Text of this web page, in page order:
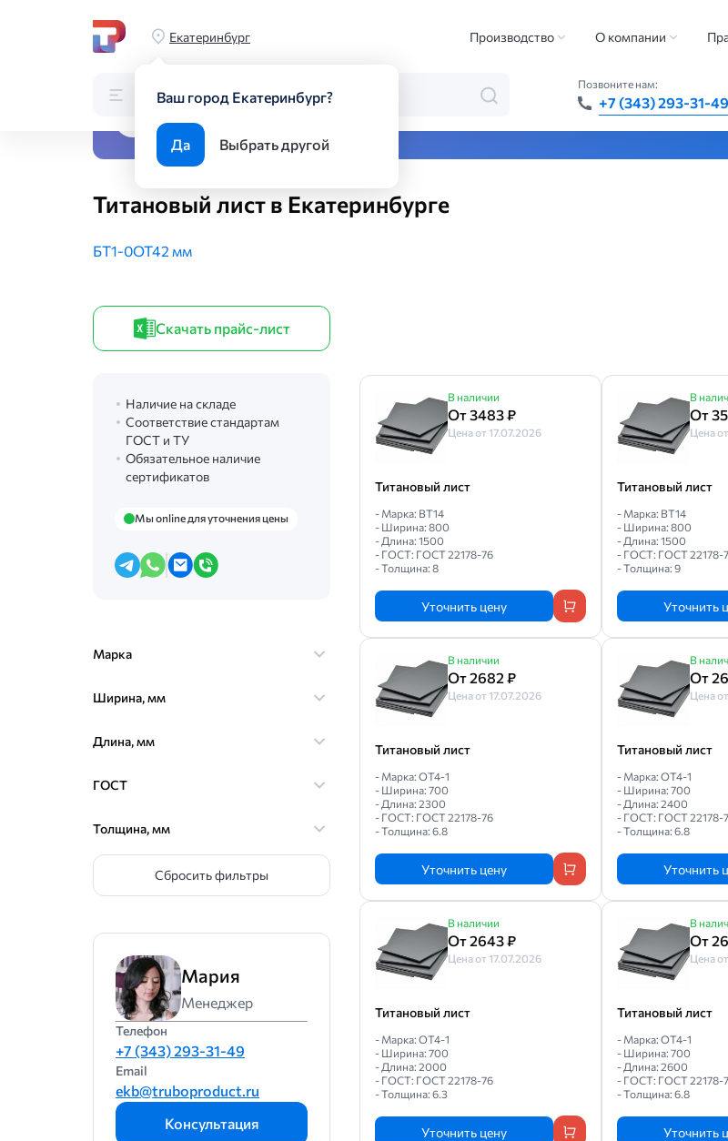
Екатеринбург
Ваш город Екатеринбург?
Да Выбрать другой
Производство О компании
Каталог Поиск по каталогу
Позвоните нам:
+7 (343) 293-31-49
Главная Каталог Листовой прокат
Все виды металлопроката — быстро, точно, везде
Титановый лист в Екатеринбурге
БТ1-0ОТ42 мм
Скачать прайс-лист
Наличие на складе
Соответствие стандартам
ГОСТ и ТУ
Обязательное наличие
сертификатов
Мы online для уточнения цены
Марка
Ширина, мм
Длина, мм
ГОСТ
Толщина, мм
Сбросить фильтры
Мария
Менеджер
Телефон
+7 (343) 293-31-49
Email
ekb@truboproduct.ru
Консультация
В наличии
От 3483 ₽
Цена от 17.07.2026
Титановый лист
- Марка: ВТ14
- Ширина: 800
- Длина: 1500
- ГОСТ: ГОСТ 22178-76
- Толщина: 8
Уточнить цену
В
От
Цена
Титановый лист
- Марка: ВТ14
- Ширина: 800
- Длина: 1500
- ГОСТ: ГОСТ 22178-
- Толщина: 9
Уточнить
В наличии
От 2682 ₽
Цена от 17.07.2026
Титановый лист
- Марка: ОТ4-1
- Ширина: 700
- Длина: 2300
- ГОСТ: ГОСТ 22178-76
- Толщина: 6.8
Уточнить цену
В
От
Цена
Титановый лист
- Марка: ОТ4-1
- Ширина: 700
- Длина: 2400
- ГОСТ: ГОСТ 22178-
- Толщина: 6.8
Уточнить
В наличии
От 2643 ₽
Цена от 17.07.2026
Титановый лист
- Марка: ОТ4-1
- Ширина: 700
- Длина: 2000
- ГОСТ: ГОСТ 22178-76
- Толщина: 6.3
Уточнить цену
В
От
Цена
Титановый лист
- Марка: ОТ4-1
- Ширина: 700
- Длина: 2600
- ГОСТ: ГОСТ 22178-
- Толщина: 6.8
Уточнить